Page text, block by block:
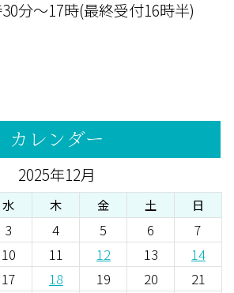
〜17時(最終受付16時半)
カレンダー
2025年12月
水 木 金 土 日
3 4 5 6
7
10 11 12 13
14
17 18 19 20
21